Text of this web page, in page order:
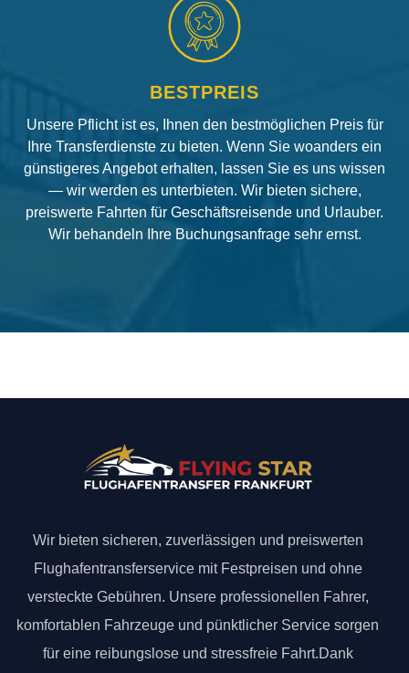
BESTPREIS
Unsere Pflicht ist es, Ihnen den bestmöglichen Preis für
Ihre Transferdienste zu bieten. Wenn Sie woanders ein
günstigeres Angebot erhalten, lassen Sie es uns wissen
— wir werden es unterbieten. Wir bieten sichere,
preiswerte Fahrten für Geschäftsreisende und Urlauber.
Wir behandeln Ihre Buchungsanfrage sehr ernst.
Wir bieten sicheren, zuverlässigen und preiswerten
Flughafentransferservice mit Festpreisen und ohne
versteckte Gebühren. Unsere professionellen Fahrer,
komfortablen Fahrzeuge und pünktlicher Service sorgen
für eine reibungslose und stressfreie Fahrt.Dank